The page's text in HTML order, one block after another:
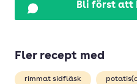
Bli först att
Fler recept med
rimmat sidfläsk